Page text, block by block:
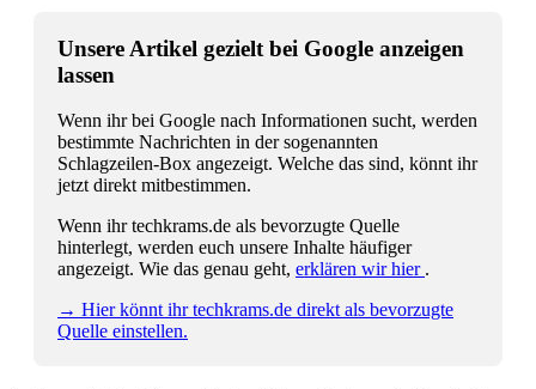
Unsere Artikel gezielt bei Google anzeigen
lassen
Wenn ihr bei Google nach Informationen sucht, werden
bestimmte Nachrichten in der sogenannten
Schlagzeilen-Box angezeigt. Welche das sind, könnt ihr
jetzt direkt mitbestimmen.
Wenn ihr techkrams.de als bevorzugte Quelle
hinterlegt, werden euch unsere Inhalte häufiger
angezeigt. Wie das genau geht, erklären wir hier .
→ Hier könnt ihr techkrams.de direkt als bevorzugte
Quelle einstellen.